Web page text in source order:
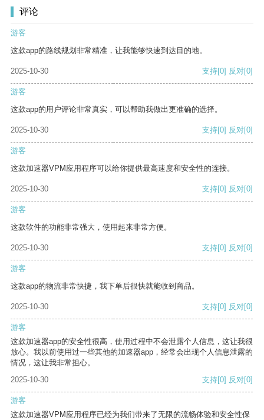
评论
游客
这款app的路线规划非常精准，让我能够快速到达目的地。
2025-10-30 支持[0] 反对[0]
游客
这款app的用户评论非常真实，可以帮助我做出更准确的选择。
2025-10-30 支持[0] 反对[0]
游客
这款加速器VPM应用程序可以给你提供最高速度和安全性的连接。
2025-10-30 支持[0] 反对[0]
游客
这款软件的功能非常强大，使用起来非常方便。
2025-10-30 支持[0] 反对[0]
游客
这款app的物流非常快捷，我下单后很快就能收到商品。
2025-10-30 支持[0] 反对[0]
游客
这款加速器app的安全性很高，使用过程中不会泄露个人信息，这让我很
放心。我以前使用过一些其他的加速器app，经常会出现个人信息泄露的
情况，这让我非常担心。
2025-10-30
支持[0] 反对[0]
游客
这款加速器VPM应用程序已经为我们带来了无限的流畅体验和安全性保